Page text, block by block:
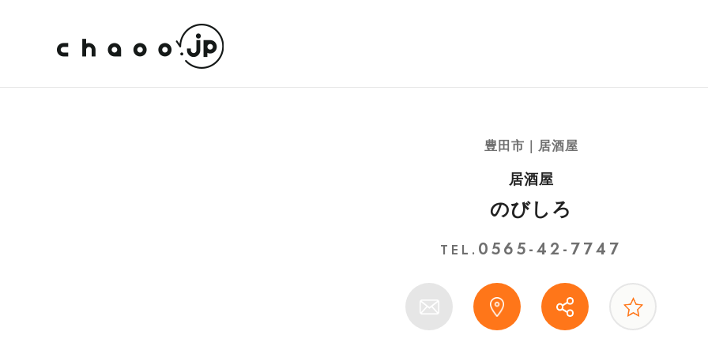
豊田市｜居酒屋
居酒屋
のびしろ
TEL. 0565-42-7747